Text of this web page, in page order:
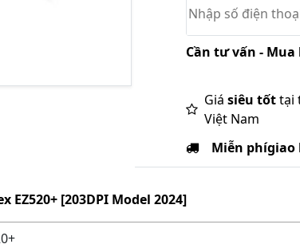
Cần tư vấn -
Giá siêu tốttại
Việt Nam
Miễn phígiao
EZ520+ [203DPI Model 2024]